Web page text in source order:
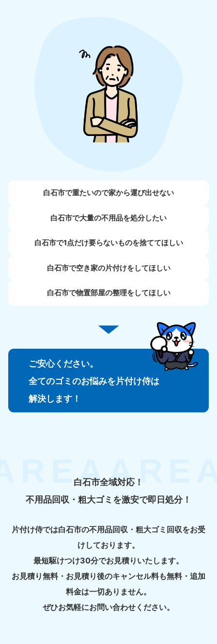
白石市で重たいので家から運び出せない
白石市で大量の不用品を処分したい
白石市で1点だけ要らないものを捨ててほしい
白石市で空き家の片付けをしてほしい
白石市で物置部屋の整理をしてほしい
ご安心ください。
全てのゴミのお悩みを片付け侍は
解決します！
白石市全域対応！
不用品回収・粗大ゴミを激安で即日処分！
片付け侍では白石市の不用品回収・粗大ゴミ回収をお受
けしております。
最短駆けつけ30分でお見積りいたします。
お見積り無料・お見積り後のキャンセル料も無料・追加
料金は一切ありません。
ぜひお気軽にお問い合わせください。